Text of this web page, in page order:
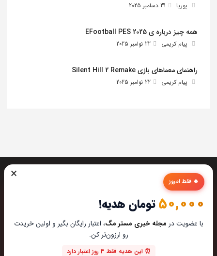
پوریا 31 دسامبر 2025
همه چیز درباره ی EFootball PES 2025
پیام کریمی 22 نوامبر 2025
راهنمای معماهای بازی Silent Hill 2 Remake
پیام کریمی 22 نوامبر 2025
تیم مستر مگ تمام تلاشش رو میکنه تا بهترین تخصصی ترین و
به روز ترین مطالب رو برای عاشقان تکنولوژی اماده کنه از این که
مارو در دنیای زیبای تکنولوژی همراهی میکنین خوشحالیم.
× 🔥 فقط امروز
50,000تومان هدیه!
با عضویت در مجله خبری مستر مگ، اعتبار رایگان بگیر و اولین خریدت
رو ارزون‌تر کن.
⏰ این هدیه فقط 3 روز اعتبار دارد